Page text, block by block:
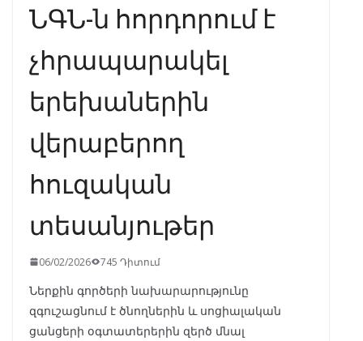
ՆԳՆ-ն հորդորում է
չհրապարակել
երեխաներին
վերաբերող
հուզական
տեսանյութեր
06/02/2026 745 Դիտում
Ներքին գործերի նախարարությունը
զգուշացնում է ծնողներին և սոցիալական
ցանցերի օգտատերերին զերծ մնալ